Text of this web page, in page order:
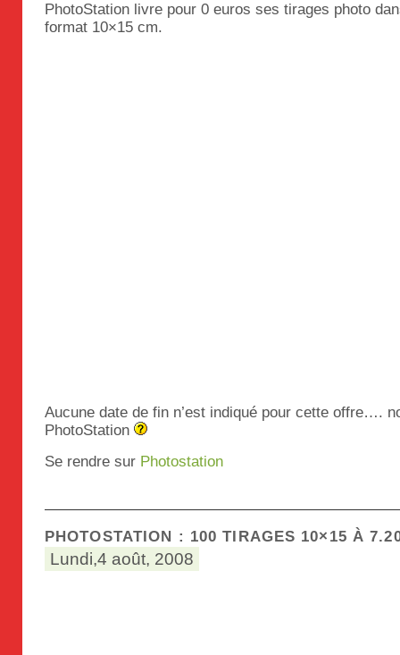
PhotoStation livre pour 0 euros ses tirages photo
format 10×15 cm.
Aucune date de fin n’est indiqué pour cette offre….
PhotoStation
Se rendre sur Photostation
PHOTOSTATION : 100 TIRAGES 10×15 À
Lundi,4 août, 2008